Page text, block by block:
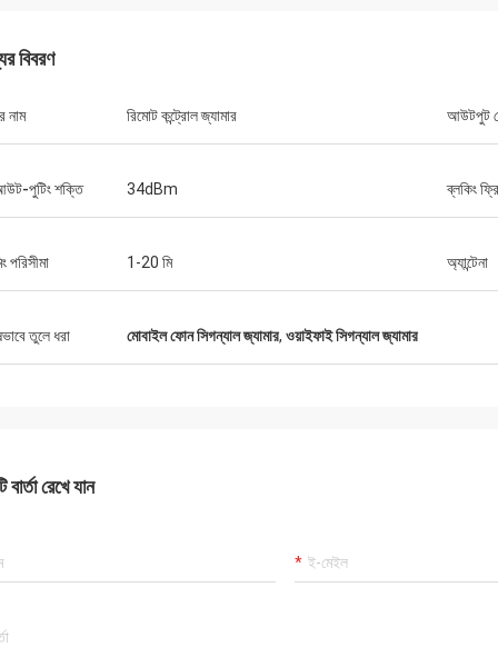
ল্যান্স-কানাডা
শিপিং এবং কোন সমস্যা নেই
বিবরণ
নাম রিমোট কন্ট্রোল জ্যামার আউটপুট
পুটিং শক্তি 34dBm ব্লকিং
পরিসীমা 1-20 মি অ্যান্টেনা
তুলে ধরা মোবাইল ফোন সিগন্যাল জ্যামার, ওয়াইফাই সিগন্যাল জ্যামার
বার্তা রেখে যান